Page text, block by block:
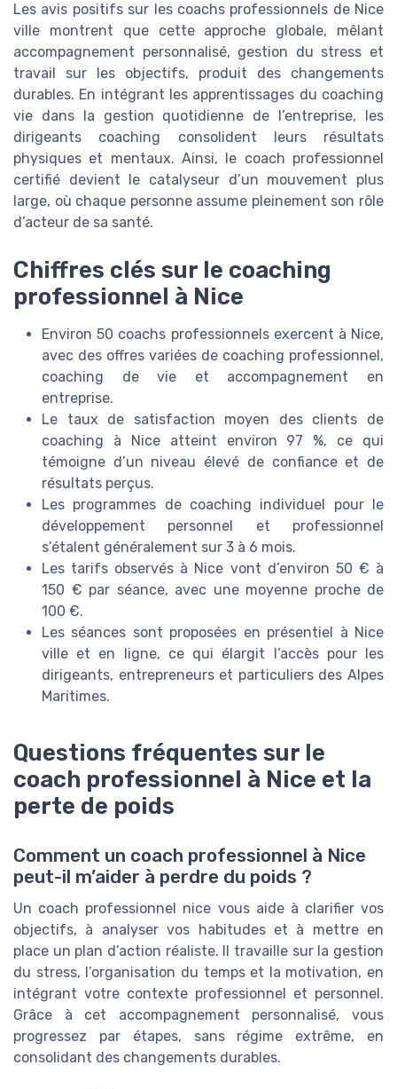
Les avis positifs sur les coachs professionnels de Nice
ville montrent que cette approche globale, mêlant
accompagnement personnalisé, gestion du stress et
travail sur les objectifs, produit des changements
durables. En intégrant les apprentissages du coaching
vie dans la gestion quotidienne de l’entreprise, les
dirigeants coaching consolident leurs résultats
physiques et mentaux. Ainsi, le coach professionnel
certifié devient le catalyseur d’un mouvement plus
large, où chaque personne assume pleinement son rôle
d’acteur de sa santé.
Chiffres clés sur le coaching
professionnel à Nice
Environ 50 coachs professionnels exercent à Nice,
avec des offres variées de coaching professionnel,
coaching de vie et accompagnement en
entreprise.
Le taux de satisfaction moyen des clients de
coaching à Nice atteint environ 97 %, ce qui
témoigne d’un niveau élevé de confiance et de
résultats perçus.
Les programmes de coaching individuel pour le
développement personnel et professionnel
s’étalent généralement sur 3 à 6 mois.
Les tarifs observés à Nice vont d’environ 50 € à
150 € par séance, avec une moyenne proche de
100 €.
Les séances sont proposées en présentiel à Nice
ville et en ligne, ce qui élargit l’accès pour les
dirigeants, entrepreneurs et particuliers des Alpes
Maritimes.
Questions fréquentes sur le
coach professionnel à Nice et la
perte de poids
Comment un coach professionnel à Nice
peut-il m’aider à perdre du poids ?
Un coach professionnel nice vous aide à clarifier vos
objectifs, à analyser vos habitudes et à mettre en
place un plan d’action réaliste. Il travaille sur la gestion
du stress, l’organisation du temps et la motivation, en
intégrant votre contexte professionnel et personnel.
Grâce à cet accompagnement personnalisé, vous
progressez par étapes, sans régime extrême, en
consolidant des changements durables.